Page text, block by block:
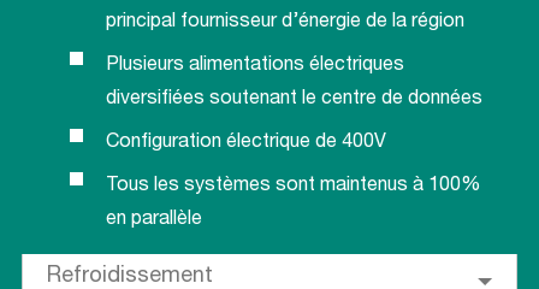
principal fournisseur d’énergie de la région
Plusieurs alimentations électriques
diversifiées soutenant le centre de données
Configuration électrique de 400V
Tous les systèmes sont maintenus à 100%
en parallèle
Refroidissement